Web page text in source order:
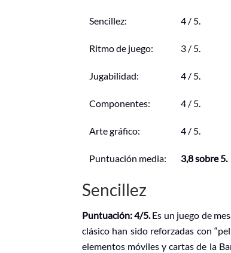
Sencillez: 4 / 5.
Ritmo de juego: 3 / 5.
Jugabilidad: 4 / 5.
Componentes: 4 / 5.
Arte gráfico: 4 / 5.
Puntuación media: 3,8 sobre 5.
Sencillez
Puntuación: 4/5.Es un juego de
clásico han sido reforzadas con
elementos móviles y cartas de la